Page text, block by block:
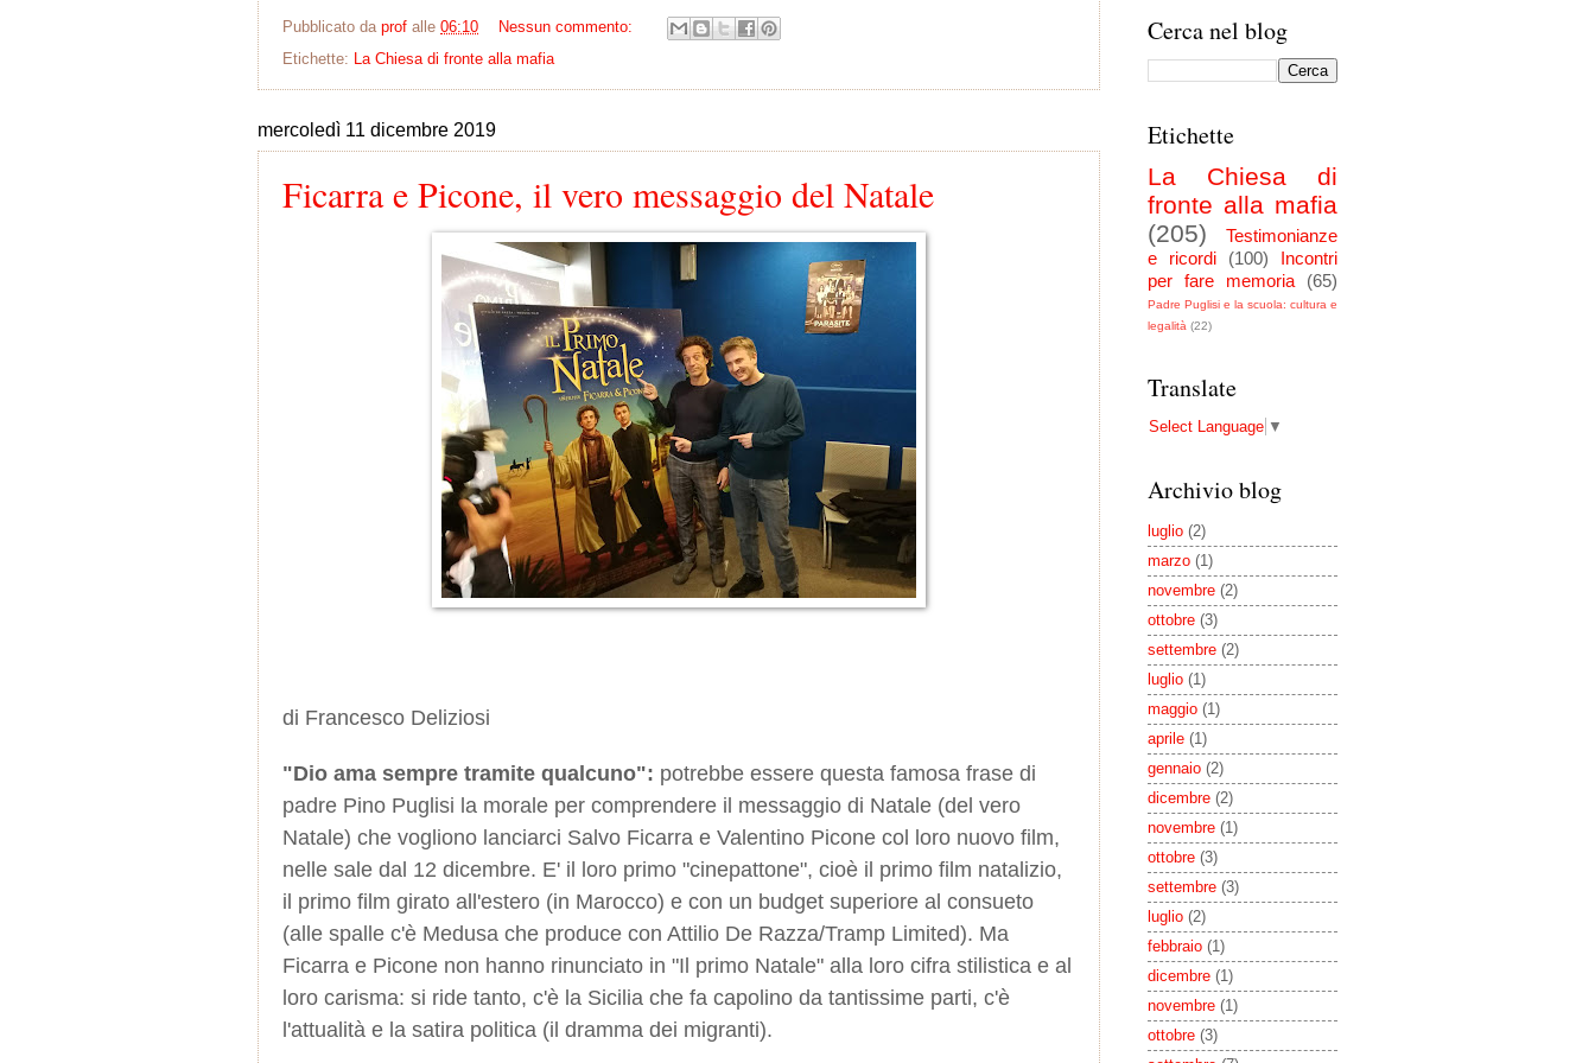
Pubblicato da prof alle 06:10
Nessun commento:
Etichette: La Chiesa di fronte alla mafia
mercoledì 11 dicembre 2019
Ficarra e Picone, il vero messaggio del Natale
di Francesco Deliziosi
"Dio ama sempre tramite qualcuno": potrebbe essere questa famosa frase di
padre Pino Puglisi la morale per comprendere il messaggio di Natale (del vero
Natale) che vogliono lanciarci Salvo Ficarra e Valentino Picone col loro nuovo film,
nelle sale dal 12 dicembre. E' il loro primo "cinepattone", cioè il primo film natalizio,
il primo film girato all'estero (in Marocco) e con un budget superiore al consueto
(alle spalle c'è Medusa che produce con Attilio De Razza/Tramp Limited). Ma
Ficarra e Picone non hanno rinunciato in "Il primo Natale" alla loro cifra stilistica e al
loro carisma: si ride tanto, c'è la Sicilia che fa capolino da tantissime parti, c'è
l'attualità e la satira politica (il dramma dei migranti).
Cerca nel blog
Etichette
La Chiesa di
fronte alla mafia
(205)
Testimonianze
e ricordi
(100)
Incontri
per fare memoria
(65)
Padre Puglisi e la scuola: cultura e
legalità (22)
Translate
Select Language ▼
Archivio blog
luglio (2)
marzo (1)
novembre (2)
ottobre (3)
settembre (2)
luglio (1)
maggio (1)
aprile (1)
gennaio (2)
dicembre (2)
novembre (1)
ottobre (3)
settembre (3)
luglio (2)
febbraio (1)
dicembre (1)
novembre (1)
ottobre (3)